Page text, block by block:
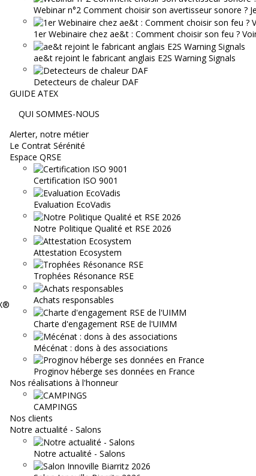
Webinar n°2 Comment choisir son avertisseur sonore ?
1er Webinaire chez ae&t : Comment choisir son feu ?
ae&t rejoint le fabricant anglais E2S Warning Signals
Detecteurs de chaleur DAF
GUIDE ATEX
QUI SOMMES-NOUS
Alerter, notre métier
Le Contrat Sérénité
Espace QRSE
Certification ISO 9001
Evaluation EcoVadis
Notre Politique Qualité et RSE 2026
Attestation Ecosystem
Trophées Résonance RSE
Achats responsables
Charte d'engagement RSE de l'UIMM
Mécénat : dons à des associations
Proginov héberge ses données en France
Nos réalisations à l'honneur
CAMPINGS
Nos clients
Notre actualité - Salons
Notre actualité - Salons